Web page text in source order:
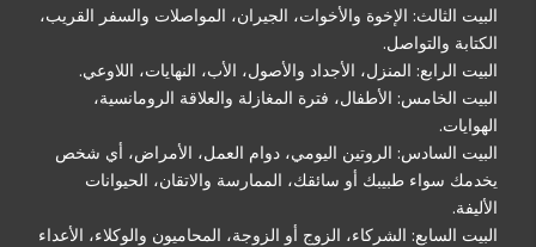
البيت الثالث: الإخوة والأخوات، الجيران، المواصلات والسفر القريب،
الكتابة والتواصل.
البيت الرابع: المنزل، الأجداد والأصول، الأب، النهايات، اللاوعي.
البيت الخامس: الأطفال، فترة المغازلة والعلاقة الرومانسية،
الهوايات.
البيت السادس: الروتين اليومي، دوام العمل، الأمراض، أي شخص
يخدمك سواء طبيبك أو سائقك، الممارسة والاتقان، الحيوانات
الأليفة.
البيت السابع: الشركاء، الزوج أو الزوجة، المحاميون والوكلاء، الأعداء